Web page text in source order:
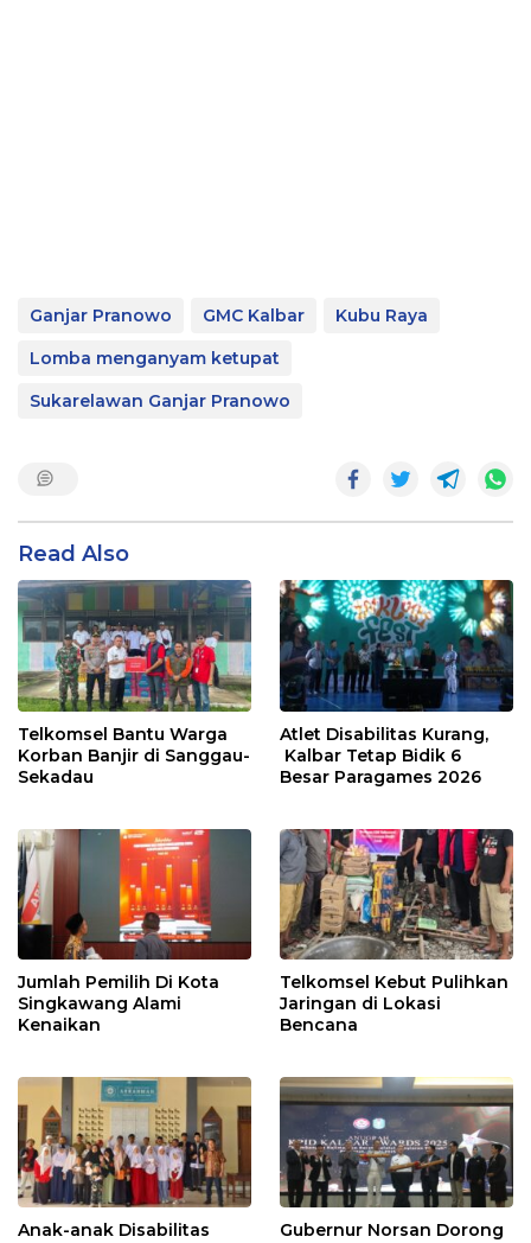
Ganjar Pranowo GMC Kalbar
Kubu Raya
Lomba menganyam ketupat
Sukarelawan Ganjar Pranowo
Read Also
Telkomsel Bantu Warga
Korban Banjir di Sanggau-
Sekadau
Atlet Disabilitas Kurang,
Kalbar Tetap Bidik 6
Besar Paragames 2026
Jumlah Pemilih Di Kota
Singkawang Alami
Kenaikan
Telkomsel Kebut Pulihkan
Jaringan di Lokasi
Bencana
Anak-anak Disabilitas
Gubernur Norsan Dorong